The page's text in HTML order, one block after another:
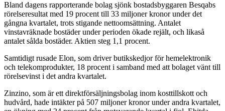
Bland dagens rapporterande bolag sjönk bostadsbyggaren Besqabs
rörelseresultat med 19 procent till 33 miljoner kronor under det
gångna kvartalet, trots stigande nettoomsättning. Antalet
vinstavräknade bostäder under perioden ökade rejält, och likaså
antalet sålda bostäder. Aktien steg 1,1 procent.
Samtidigt rusade Elon, som driver butikskedjor för hemelektronik
och telekomprodukter, 18 procent i samband med att bolaget vänt till
rörelsevinst i det andra kvartalet.
Zinzino, som är ett direktförsäljningsbolag inom kosttillskott och
hudvård, hade intäkter på 507 miljoner kronor under andra kvartalet,